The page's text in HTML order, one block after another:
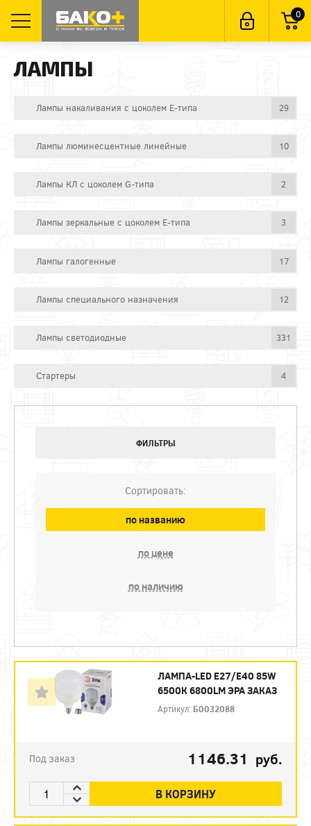
0
ЛАМПЫ
Лампы накаливания с цоколем E-типа 29
Лампы люминесцентные линейные 10
Лампы КЛ с цоколем G-типа 2
Лампы зеркальные с цоколем E-типа 3
Лампы галогенные 17
Лампы специального назначения 12
Лампы светодиодные 331
Стартеры 4
ФИЛЬТРЫ
Сортировать:
по названию
по цене
по наличию
ЛАМПА-LED E27/Е40 85W
6500К 6800LM ЭРА ЗАКАЗ
Артикул: Б0032088
Под заказ 1146.31 руб.
В КОРЗИНУ